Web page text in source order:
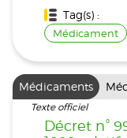
Tag(s) :
Médicament
Médicaments
Texte officiel
Décret n°